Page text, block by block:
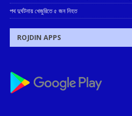
পথ দুর্ঘটনায় খেজুরিতে ৫ জন নিহত
ROJDIN APPS